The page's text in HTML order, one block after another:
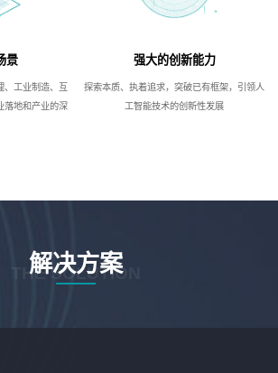
景
、工业制造、互
落地和产业的深
强大的创新能力
探索本质、执着追求，突破已有框架，引领人
工智能技术的创新性发展
解决方案
THE SOLUTION